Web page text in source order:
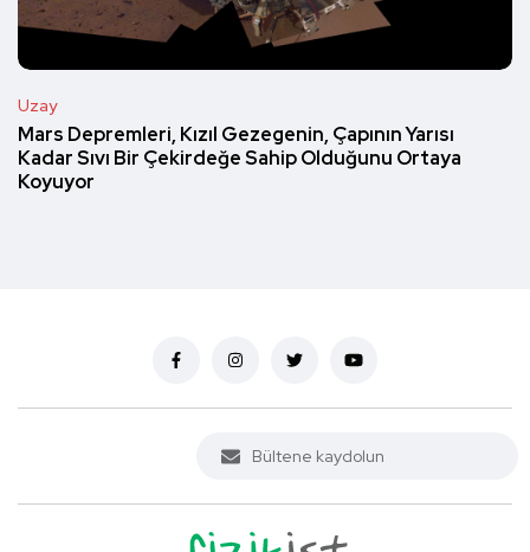
Uzay
Mars Depremleri, Kızıl Gezegenin, Çapının Yarısı
Kadar Sıvı Bir Çekirdeğe Sahip Olduğunu Ortaya
Koyuyor